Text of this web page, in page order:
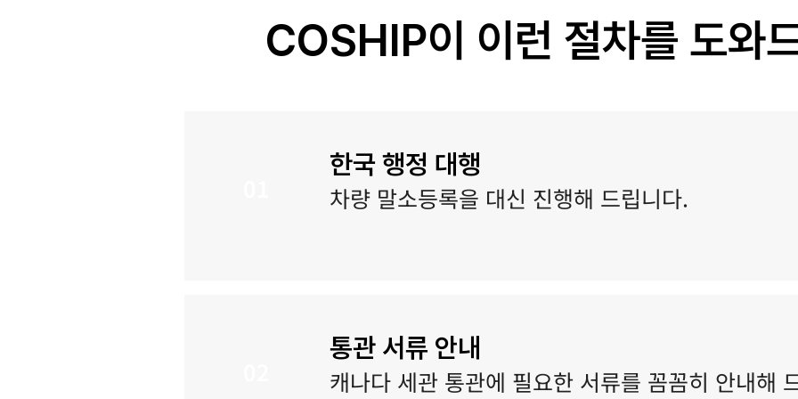
COSHIP이 이런 절차를 도와
한국 행정 대행
차량 말소등록을 대신 진행해 드립니다.
통관 서류 안내
캐나다 세관 통관에 필요한 서류를 꼼꼼히 안내해